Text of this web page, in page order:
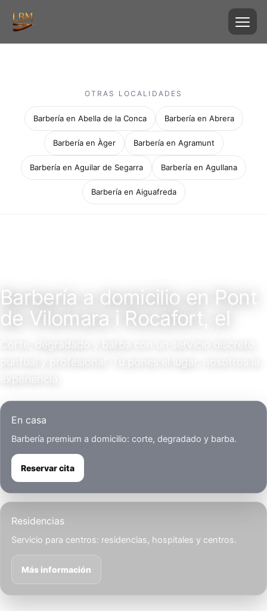
OTRAS LOCALIDADES
Barbería en Abella de la Conca Barbería en Abrera
Barbería en Àger Barbería en Agramunt
Barbería en Aguilar de Segarra Barbería en Agullana
Barbería en Aiguafreda
Barbería a domicilio en Pont
de Vilomara i Rocafort, el
Corte, degradado y barba con un servicio discreto,
puntual y profesional. Tú pones el lugar, nosotros la
En casa
Barbería premium a domicilio: corte, degradado y barba.
Reservar cita
Residencias
Servicio para centros: residencias, hospitales y centros.
Más información